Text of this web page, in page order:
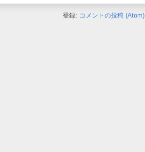
登録: コメントの投稿 (Atom)